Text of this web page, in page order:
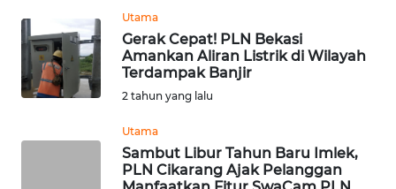
Utama
Gerak Cepat! PLN Bekasi
Amankan Aliran Listrik di Wilayah
Terdampak Banjir
2 tahun yang lalu
Utama
Sambut Libur Tahun Baru Imlek,
PLN Cikarang Ajak Pelanggan
WN
JOGJA